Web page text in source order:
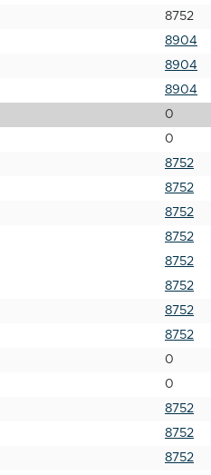
8752
8904
8904
8904
0
0
8752
8752
8752
8752
8752
8752
8752
8752
0
0
8752
8752
8752